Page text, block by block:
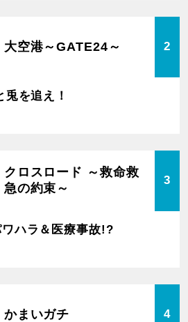
大空港～GATE24～ 2
を追え！
クロスロード ～救命救
急の約束～
3
ハラ＆医療事故!?
かまいガチ 4